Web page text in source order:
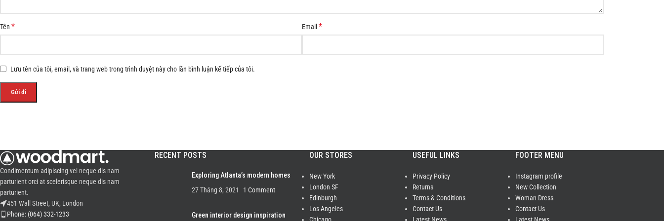
Tên * Email *
Lưu tên của tôi, email, và trang web trong trình duyệt này cho lần bình luận kế tiếp của tôi.
Condimentum adipiscing vel neque dis nam
parturient orci at scelerisque neque dis nam
parturient.
451 Wall Street, UK, London
Phone: (064) 332-1233
RECENT POSTS
Exploring Atlanta’s modern homes
27 Tháng 8, 2021
1 Comment
Green interior design inspiration
OUR STORES
New York
London SF
Edinburgh
Los Angeles
Chicago
USEFUL LINKS
Privacy Policy
Returns
Terms & Conditions
Contact Us
Latest News
FOOTER MENU
Instagram profile
New Collection
Woman Dress
Contact Us
Latest News